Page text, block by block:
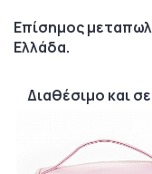
Επίσημος
Ελλάδα.
Διαθέσιμο και